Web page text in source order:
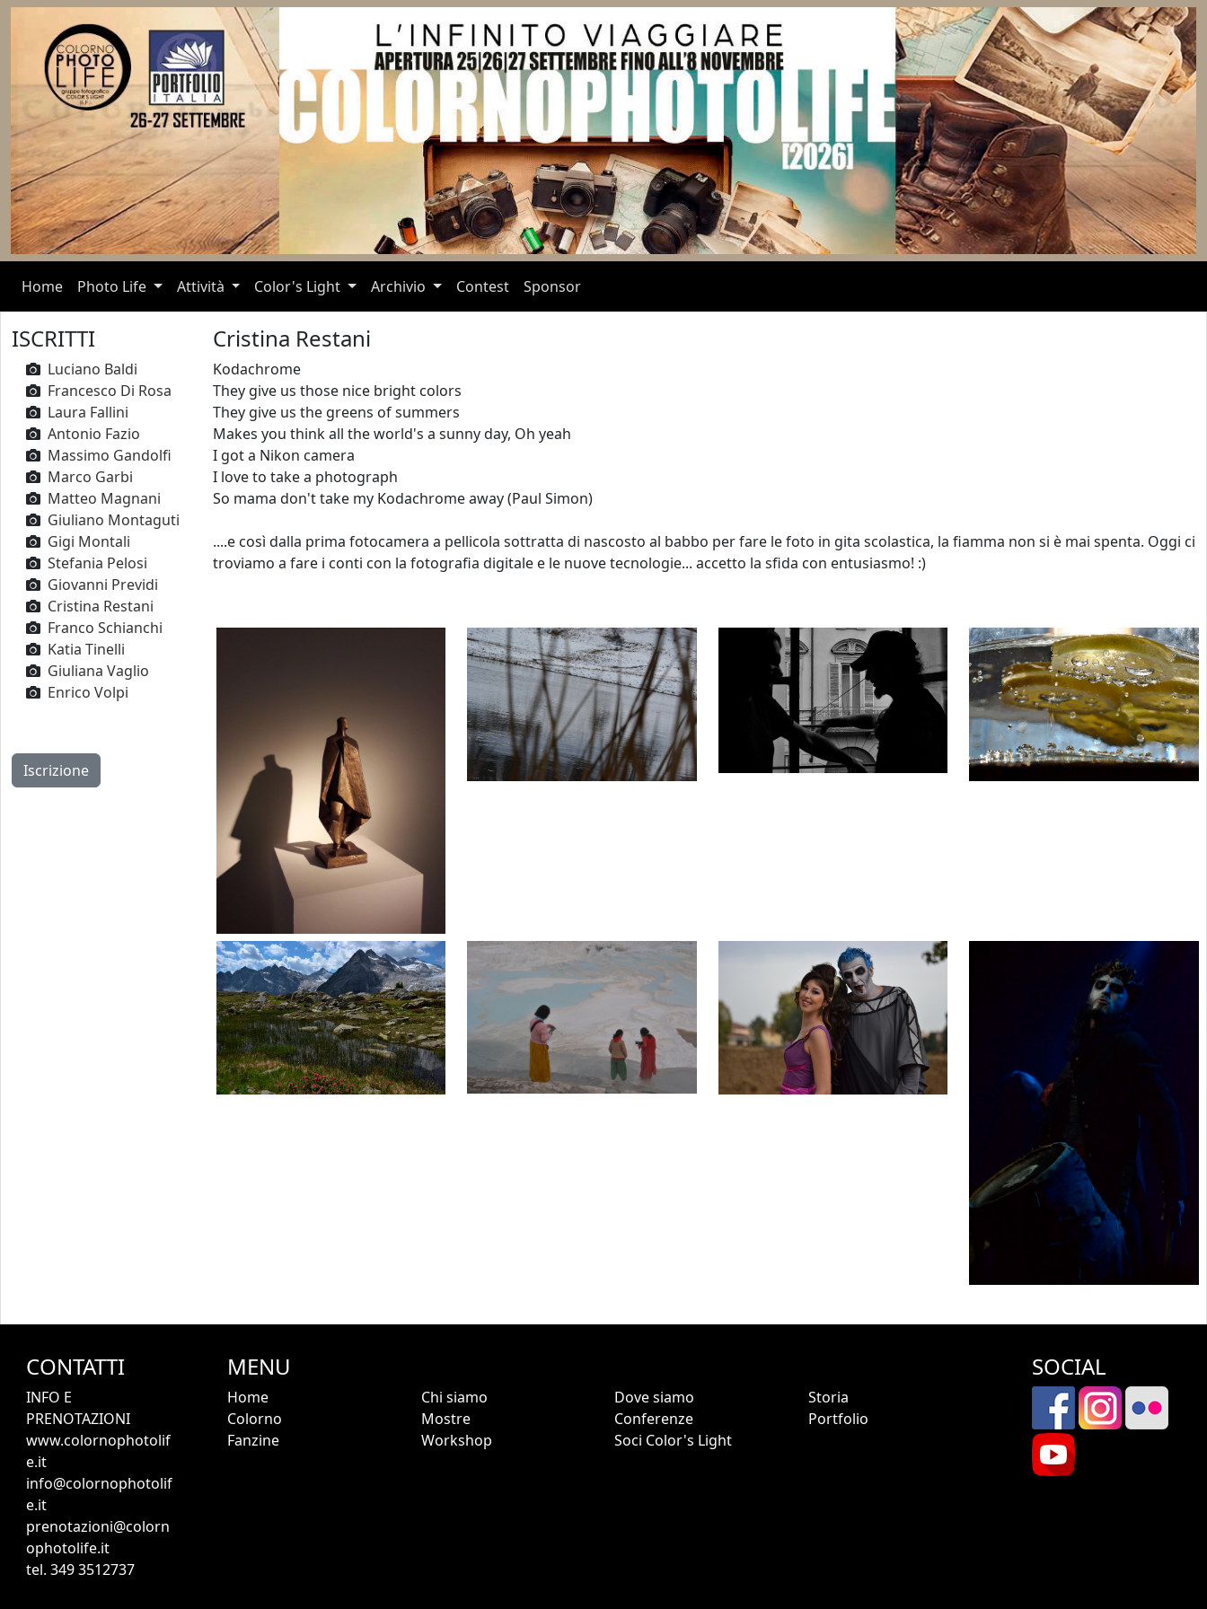
Home(current)
Photo Life Attività Color's Light Archivio Contest Sponsor
ISCRITTI
Luciano Baldi
Francesco Di Rosa
Laura Fallini
Antonio Fazio
Massimo Gandolfi
Marco Garbi
Matteo Magnani
Giuliano Montaguti
Gigi Montali
Stefania Pelosi
Giovanni Previdi
Cristina Restani
Franco Schianchi
Katia Tinelli
Giuliana Vaglio
Enrico Volpi
Cristina Restani
Kodachrome
They give us those nice bright colors
They give us the greens of summers
Makes you think all the world's a sunny day, Oh yeah
I got a Nikon camera
I love to take a photograph
So mama don't take my Kodachrome away (Paul Simon)
....e così dalla prima fotocamera a pellicola sottratta di nascosto al babbo per fare le foto in gita scolastica, la fiamma non si è mai spenta. Oggi ci
troviamo a fare i conti con la fotografia digitale e le nuove tecnologie... accetto la sfida con entusiasmo! :)
CONTATTI
INFO E
PRENOTAZIONI
www.colornophotolif
e.it
info@colornophotolif
e.it
prenotazioni@colorn
ophotolife.it
tel. 349 3512737
MENU
Home Chi siamo Dove siamo
Storia
Colorno
Mostre Conferenze
Portfolio
Fanzine
Workshop Soci Color's Light
SOCIAL